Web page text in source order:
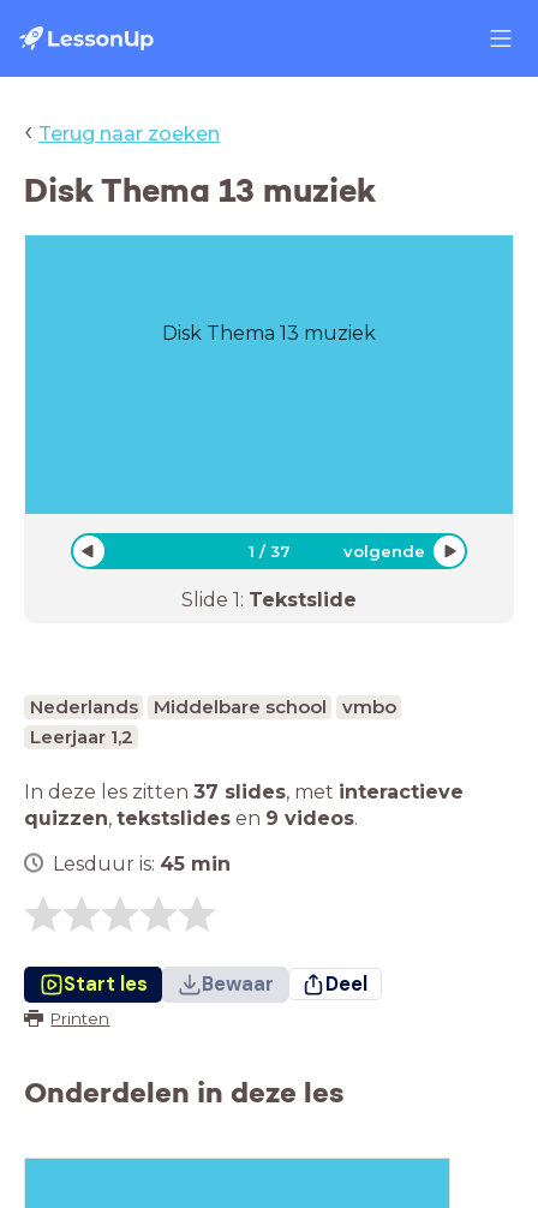
‹ Terug naar zoeken
Disk Thema 13 muziek
Disk Thema 13 muziek
1 /37 volgende
Slide 1: Tekstslide
Nederlands Middelbare school
vmbo
Leerjaar 1,2
In deze les zitten 37 slides, met interactieve
quizzen, tekstslides en 9 videos.
Lesduur is: 45 min
Start les Bewaar Deel
Printen
Onderdelen in deze les